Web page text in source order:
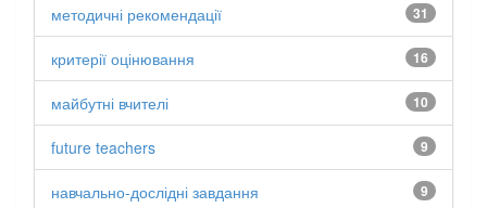
31
методичні рекомендації
16
критерії оцінювання
10
майбутні вчителі
9
future teachers
9
навчально-дослідні завдання